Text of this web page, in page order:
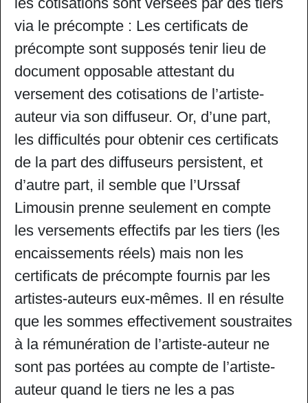
via le précompte : Les certificats de
précompte sont supposés tenir lieu de
document opposable attestant du
versement des cotisations de l’artiste-
auteur via son diffuseur. Or, d’une part,
les difficultés pour obtenir ces certificats
de la part des diffuseurs persistent, et
d’autre part, il semble que l’Urssaf
Limousin prenne seulement en compte
les versements effectifs par les tiers (les
encaissements réels) mais non les
certificats de précompte fournis par les
artistes-auteurs eux-mêmes. Il en résulte
que les sommes effectivement soustraites
à la rémunération de l’artiste-auteur ne
sont pas portées au compte de l’artiste-
auteur quand le tiers ne les a pas